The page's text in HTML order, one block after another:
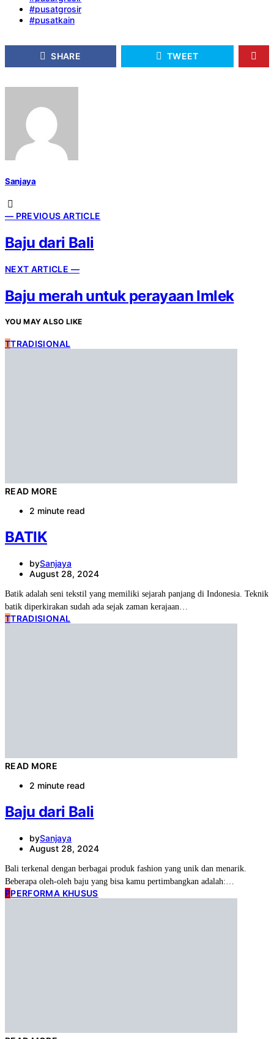
#pusatgrosir
#pusatkain
SHARE TWEET
Sanjaya
— PREVIOUS ARTICLE
Baju dari Bali
NEXT ARTICLE —
Baju merah untuk perayaan Imlek
YOU MAY ALSO LIKE
TTRADISIONAL
READ MORE
2 minute read
BATIK
bySanjaya
August 28, 2024
Batik adalah seni tekstil yang memiliki sejarah panjang di Indonesia. Teknik
batik diperkirakan sudah ada sejak zaman kerajaan…
TTRADISIONAL
READ MORE
2 minute read
Baju dari Bali
bySanjaya
August 28, 2024
Bali terkenal dengan berbagai produk fashion yang unik dan menarik.
Beberapa oleh-oleh baju yang bisa kamu pertimbangkan adalah:…
PPERFORMA KHUSUS